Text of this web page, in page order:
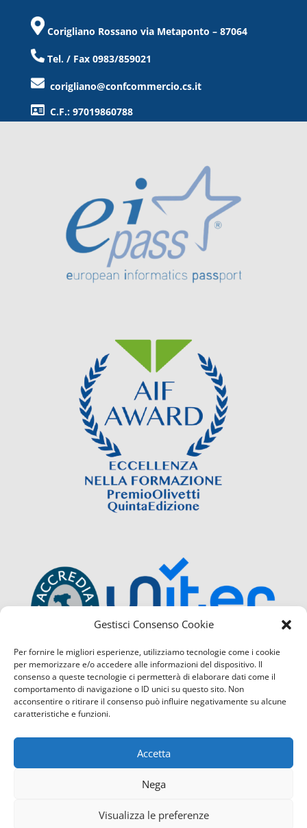
Gestisci Consenso Cookie
Per fornire le migliori esperienze, utilizziamo tecnologie come i cookie
per memorizzare e/o accedere alle informazioni del dispositivo. Il
consenso a queste tecnologie ci permetterà di elaborare dati come il
comportamento di navigazione o ID unici su questo sito. Non
acconsentire o ritirare il consenso può influire negativamente su alcune
caratteristiche e funzioni.
Accetta
Nega
Visualizza le preferenze
Corigliano Rossano via Metaponto – 87064
Tel. / Fax 0983/859021
corigliano@confcommercio.cs.it
C.F.: 97019860788
Confcommercio Cosenza é certificata con il Sistema di